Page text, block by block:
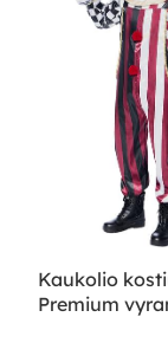
Kaukolio
Premium